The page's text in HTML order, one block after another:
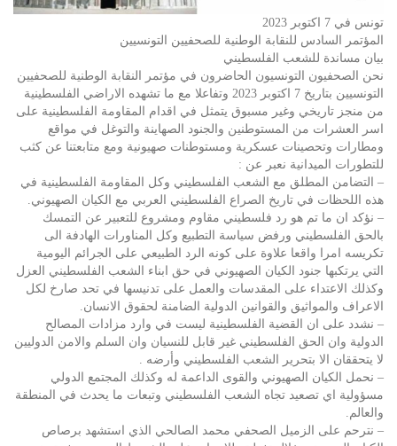
تونس في 7 اكتوبر 2023
المؤتمر السادس للنقابة الوطنية للصحفيين التونسيين
بيان مساندة للشعب الفلسطيني
نحن الصحفيون التونسيون الحاضرون في مؤتمر النقابة الوطنية للصحفيين
التونسيين بتاريخ 7 اكتوبر 2023 وتفاعلا مع ما تشهده الاراضي الفلسطينية
من منجز تاريخي وغير مسبوق يتمثل في اقدام المقاومة الفلسطينية على
اسر العشرات من المستوطنين والجنود الصهاينة والتوغل في مواقع
ومطارات وتحصينات عسكرية ومستوطنات صهيونية ومع متابعتنا عن كثب
للتطورات الميدانية نعبر عن :
– التضامن المطلق مع الشعب الفلسطيني وكل المقاومة الفلسطينية في
هذه اللحظات في تاريخ الصراع الفلسطيني العربي مع الكيان الصهيوني.
– نؤكد ان ما تم هو رد فلسطيني مقاوم ومشروع للتعبير عن التمسك
بالحق الفلسطيني ورفض سياسة التطبيع وكل المناورات الهادفة الى
تكريسه امرا واقعا علاوة على كونه الرد الطبيعي على الجرائم اليومية
التي يرتكبها جنود الكيان الصهيوني في حق ابناء الشعب الفلسطيني العزل
وكذلك الاعتداء على المقدسات والعمل على تدنيسها في تحد صارخ لكل
الاعراف والمواثيق والقوانين الدولية الضامنة لحقوق الانسان.
– نشدد على ان القضية الفلسطينية ليست في وارد مزادات المصالح
الدولية وان الحق الفلسطيني غير قابل للنسيان وان السلم والامن الدوليين
لا يتحققان الا بتحرير الشعب الفلسطيني وأرضه .
– نحمل الكيان الصهيوني والقوى الداعمة له وكذلك المجتمع الدولي
مسؤولية اي تصعيد تجاه الشعب الفلسطيني وتبعات ما يحدث في المنطقة
والعالم.
– نترحم على الزميل الصحفي محمد الصالحي الذي استشهد برصاص